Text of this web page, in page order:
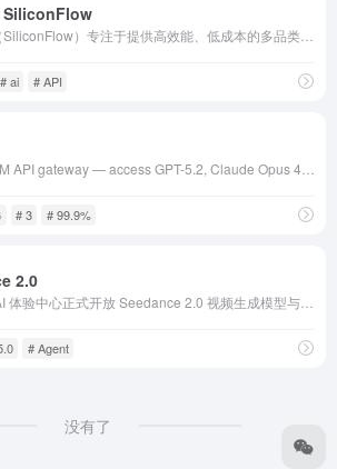
SiliconFlow
# ai # API
# 3 # 99.9%
2.0
# Agent
没有了